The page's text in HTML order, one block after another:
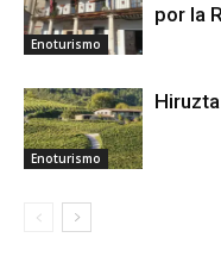
Enoturismo
por la
Enoturismo